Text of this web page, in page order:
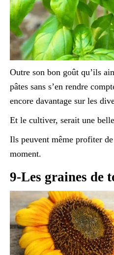
Outre son bon goût qu’ils
pâtes sans s’en rendre
encore davantage sur les
Et le cultiver, serait une
Ils peuvent même profiter
moment.
9-Les graines de